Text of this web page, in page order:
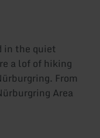
in the quiet
a lof of hiking
From
Area